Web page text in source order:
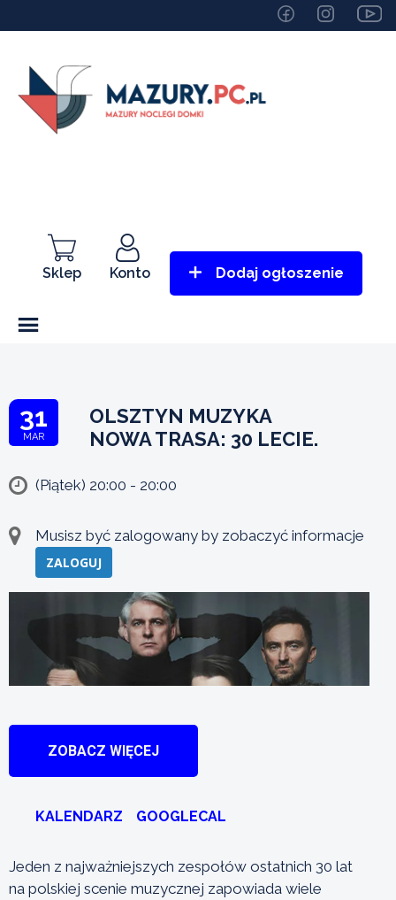
Sklep Konto Dodaj ogłoszenie
31
MAR
OLSZTYN MUZYKA
NOWA TRASA: 30 LECIE.
(Piątek) 20:00 - 20:00
Musisz być zalogowany by zobaczyć informacje
ZALOGUJ
ZOBACZ WIĘCEJ
KALENDARZ GOOGLECAL
Jeden z najważniejszych zespołów ostatnich 30 lat
na polskiej scenie muzycznej zapowiada wiele